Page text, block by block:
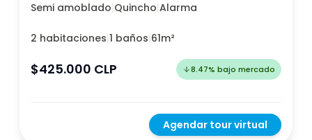
Semi amoblado|Quincho|Alarma
2 habitaciones|1 baños|61m²
$425.000 CLP 8.47% bajo mercado
Agendar tour virtual